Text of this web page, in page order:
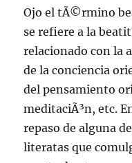
Ojo el tÃ©rmino
se refiere a la
relacionado con la
de la conciencia
del pensamiento
meditaciÃ³n, etc.
repaso de alguna
literatas que